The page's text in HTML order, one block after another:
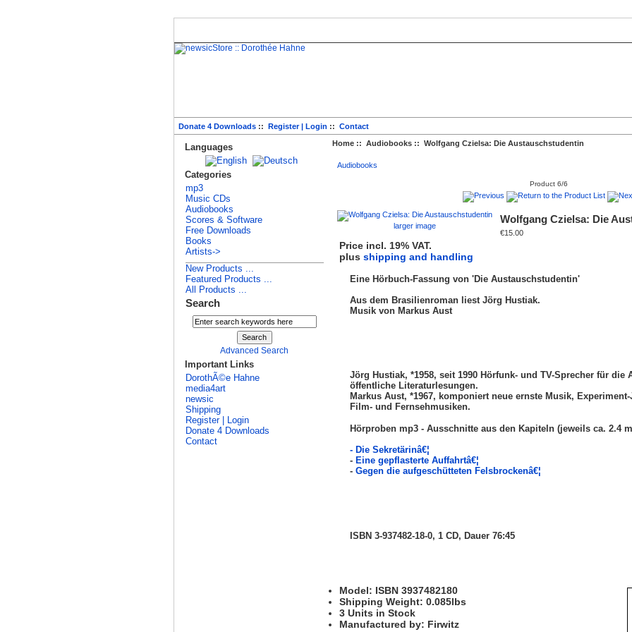
Donate 4 Downloads:: Register | Login :: Contact
Languages
Categories
mp3
Music CDs
Audiobooks
Scores & Software
Free Downloads
Books
Artists->
New Products ...
Featured Products ...
All Products ...
Search
Advanced Search
Important Links
DorothÃ©e Hahne
media4art
newsic
Shipping
Register | Login
Donate 4 Downloads
Contact
Home:: Audiobooks:: Wolfgang Czielsa: Die Austauschstudentin
Audiobooks
Product 6/6
larger image
Wolfgang Czielsa: Die
€15.00
Price incl. 19% VAT.
plus shipping and handling
Eine Hörbuch-Fassung von 'Die Austauschstudentin'
Aus dem Brasilienroman liest Jörg Hustiak.
Musik von Markus Aust
Jörg Hustiak, *1958, seit 1990 Hörfunk- und TV-Sprecher für die
öffentliche Literaturlesungen.
Markus Aust, *1967, komponiert neue ernste Musik,
Film- und Fernsehmusiken.
Hörproben mp3 - Ausschnitte aus den Kapiteln (jeweils ca. 2.4
- Die Sekretärinâ€¦
- Eine gepflasterte Auffahrtâ€¦
-Gegen die aufgeschütteten Felsbrockenâ€¦
ISBN 3-937482-18-0, 1 CD,Dauer 76:45
Model: ISBN 3937482180
Shipping Weight: 0.085lbs
3 Units in Stock
Manufactured by: Firwitz